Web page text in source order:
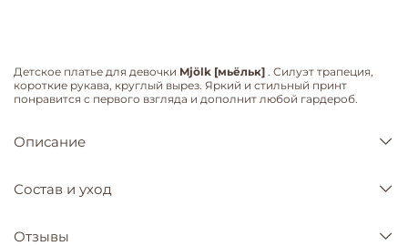
Детское платье для девочки Mjölk [мьёльк] . Силуэт трапеция,
короткие рукава, круглый вырез. Яркий и стильный принт
понравится с первого взгляда и дополнит любой гардероб.
Описание
Состав и уход
Отзывы